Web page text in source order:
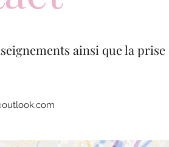
ainsi que la